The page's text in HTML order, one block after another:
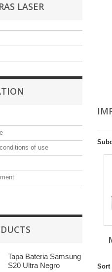
LASER
of use
Tapa Bateria Samsung
S20 Ultra Negro
Sort